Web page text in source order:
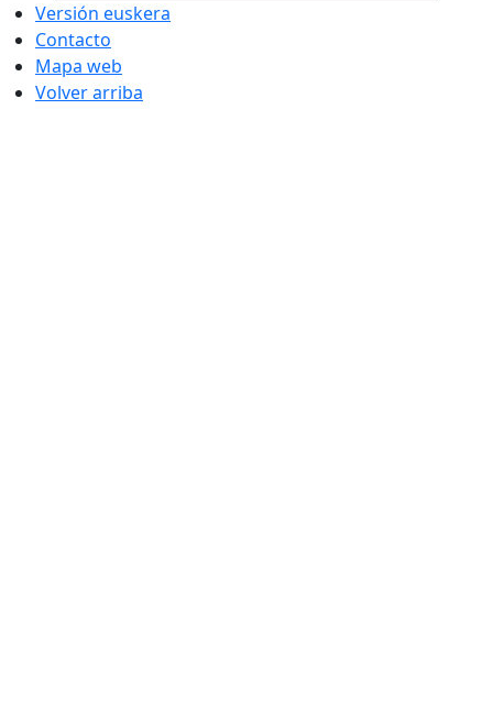
Versión euskera
Contacto
Mapa web
Volver arriba